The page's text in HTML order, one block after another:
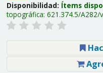
Disponibilidad: Ítems
topográfica: 621.374.5/A282/